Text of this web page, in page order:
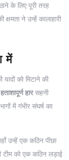
के लिए पूरी तरह
ने उन्हें कालाहारी
में
को मिटाने की
हारसहनी
में गंभीर संघर्ष का
उन्हें एक कठिन पीछा
टीम को एक कठिन लड़ाई